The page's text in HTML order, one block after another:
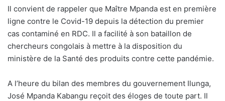
Il convient de rappeler que Maître Mpanda est en première
ligne contre le Covid-19 depuis la détection du premier
cas contaminé en RDC. Il a facilité à son bataillon de
chercheurs congolais à mettre à la disposition du
ministère de la Santé des produits contre cette pandémie.
A l’heure du bilan des membres du gouvernement Ilunga,
José Mpanda Kabangu reçoit des éloges de toute part. Il